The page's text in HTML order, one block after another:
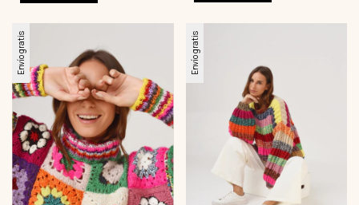
Envío gratis Envío gratis